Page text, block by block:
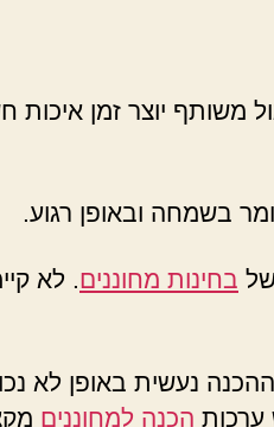
יוצר זמן איכות
בשמחה ובאופן רגוע.
בחינות מחוננים. לא
נעשית באופן לא
ערכות הכנה למחוננים